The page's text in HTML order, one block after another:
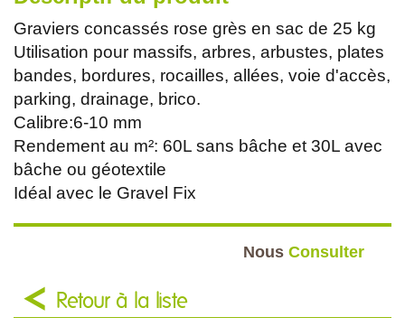
Graviers concassés rose grès en sac de 25 kg
Utilisation pour massifs, arbres, arbustes, plates
bandes, bordures, rocailles, allées, voie d'accès,
parking, drainage, brico.
Calibre:6-10 mm
Rendement au m²: 60L sans bâche et 30L avec
bâche ou géotextile
Idéal avec le Gravel Fix
Nous Consulter
Retour à la liste